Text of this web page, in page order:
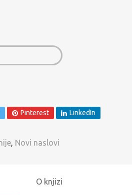
Pinterest LinkedIn
, Novi naslovi
O knjizi